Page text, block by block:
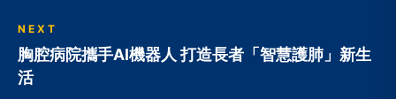
NEXT
胸腔病院攜手AI機器人 打造長者「智慧護肺」新生
活